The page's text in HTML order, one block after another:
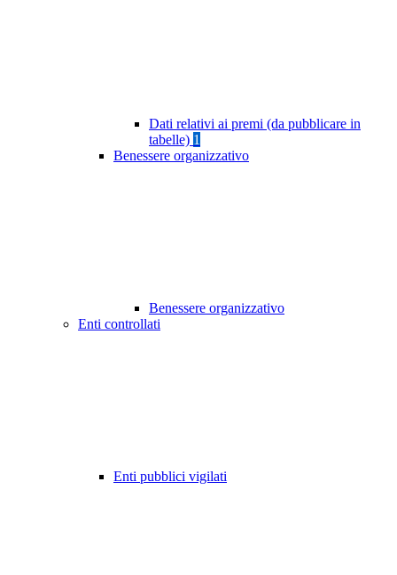
Dati relativi ai premi (da pubblicare in
tabelle) 1
Benessere organizzativo
Benessere organizzativo
Enti controllati
Enti pubblici vigilati